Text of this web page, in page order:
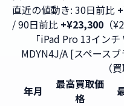
直近の値動き: 30日前比
/ 90日前比 +¥23,300 （
「iPad Pro 13イン
MDYN4J/A [スペース
（
年月
最高買取価
格